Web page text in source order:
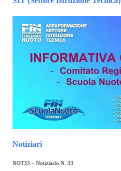
Notiziari
NOT33 – Notiziario N. 33